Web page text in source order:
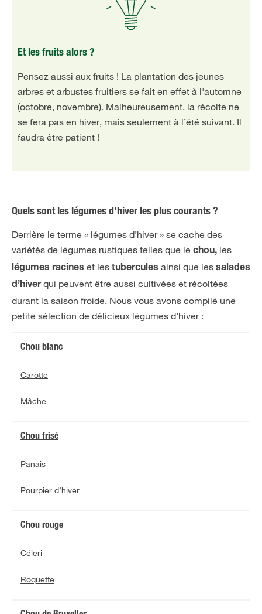
Et les fruits alors ?
Pensez aussi aux fruits ! La plantation des jeunes
arbres et arbustes fruitiers se fait en effet à l'automne
(octobre, novembre). Malheureusement, la récolte ne
se fera pas en hiver, mais seulement à l’été suivant. Il
faudra être patient !
Quels sont les légumes d’hiver les plus courants ?
Derrière le terme « légumes d’hiver » se cache des
variétés de légumes rustiques telles que le chou, les
légumes racines et les tubercules ainsi que les salades
d’hiverqui peuvent être aussi cultivées et récoltées
durant la saison froide. Nous vous avons compilé une
petite sélection de délicieux légumes d’hiver :
Chou blanc
Carotte
Mâche
Chou frisé
Panais
Pourpier d’hiver
Chou rouge
Céleri
Roquette